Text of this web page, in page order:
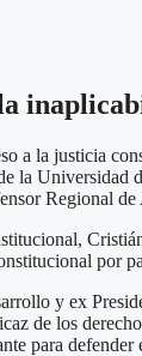
a la justicia
la
Regional
por
y ex
de los
para defender